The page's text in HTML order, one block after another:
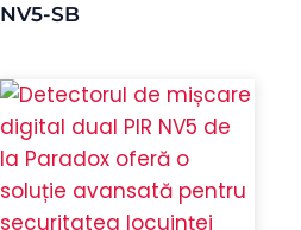
NV5-SB